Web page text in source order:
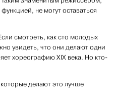
не могут оставаться
смотреть, как сто молодых
увидеть, что они делают одни
хореографию XIX века. Но кто-
делают это лучше